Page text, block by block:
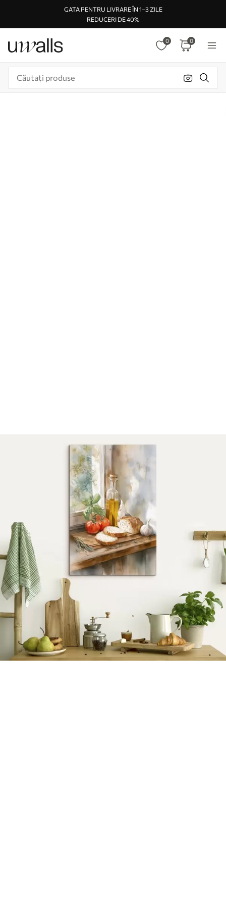
GATA PENTRU LIVRARE ÎN 1–3 ZILE
REDUCERI DE 40%
0 0